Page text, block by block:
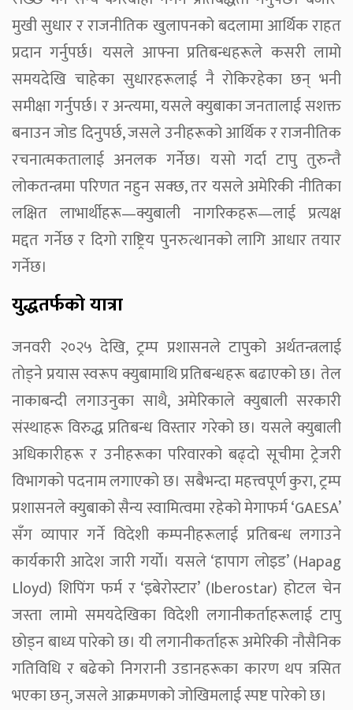
मुखी सुधार र राजनीतिक खुलापनको बदलामा आर्थिक राहत
प्रदान गर्नुपर्छ। यसले आफ्ना प्रतिबन्धहरूले कसरी लामो
समयदेखि चाहेका सुधारहरूलाई नै रोकिरहेका छन् भनी
समीक्षा गर्नुपर्छ। र अन्त्यमा, यसले क्युबाका जनतालाई सशक्त
बनाउन जोड दिनुपर्छ, जसले उनीहरूको आर्थिक र राजनीतिक
रचनात्मकतालाई अनलक गर्नेछ। यसो गर्दा टापु तुरुन्तै
लोकतन्त्रमा परिणत नहुन सक्छ, तर यसले अमेरिकी नीतिका
लक्षित लाभार्थीहरू—क्युबाली नागरिकहरू—लाई प्रत्यक्ष
मद्दत गर्नेछ र दिगो राष्ट्रिय पुनरुत्थानको लागि आधार तयार
गर्नेछ।
युद्धतर्फको यात्रा
जनवरी २०२५ देखि, ट्रम्प प्रशासनले टापुको अर्थतन्त्रलाई
तोड्ने प्रयास स्वरूप क्युबामाथि प्रतिबन्धहरू बढाएको छ। तेल
नाकाबन्दी लगाउनुका साथै, अमेरिकाले क्युबाली सरकारी
संस्थाहरू विरुद्ध प्रतिबन्ध विस्तार गरेको छ। यसले क्युबाली
अधिकारीहरू र उनीहरूका परिवारको बढ्दो सूचीमा ट्रेजरी
विभागको पदनाम लगाएको छ। सबैभन्दा महत्त्वपूर्ण कुरा, ट्रम्प
प्रशासनले क्युबाको सैन्य स्वामित्वमा रहेको मेगाफर्म ‘GAESA’
सँग व्यापार गर्ने विदेशी कम्पनीहरूलाई प्रतिबन्ध लगाउने
कार्यकारी आदेश जारी गर्यो। यसले ‘हापाग लोइड’ (Hapag
Lloyd) शिपिंग फर्म र ‘इबेरोस्टार’ (Iberostar) होटल चेन
जस्ता लामो समयदेखिका विदेशी लगानीकर्ताहरूलाई टापु
छोड्न बाध्य पारेको छ। यी लगानीकर्ताहरू अमेरिकी नौसैनिक
गतिविधि र बढेको निगरानी उडानहरूका कारण थप त्रसित
भएका छन्, जसले आक्रमणको जोखिमलाई स्पष्ट पारेको छ।